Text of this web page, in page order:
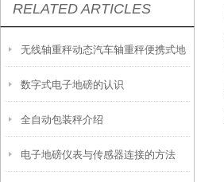
RELATED ARTICLES
无线轴重秤动态汽车轴重秤便携式地
磅秤公路应用选型
数字式电子地磅的认识
全自动包装秤介绍
电子地磅仪表与传感器连接的方法